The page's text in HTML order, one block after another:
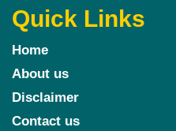
Quick Links
Home
About us
Disclaimer
Contact us